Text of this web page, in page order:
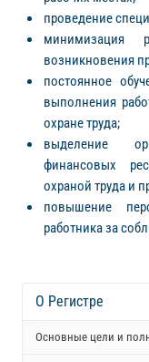
проведение
минимизация
возникновения
постоянное
выполнения
охране труда;
выделение
финансовых
охраной труда и
повышение
работника за
О Регистре
Основные цели и